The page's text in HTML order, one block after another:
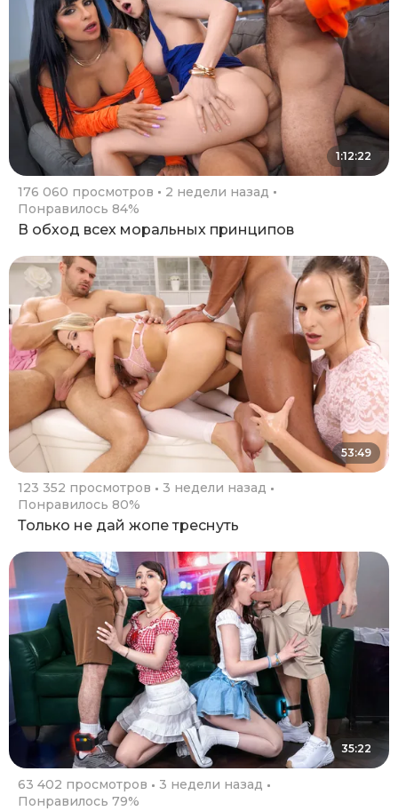
1:12:22
176 060 просмотров
2 недели назад
Понравилось 84%
В обход всех моральных принципов
53:49
123 352 просмотров
3 недели назад
Понравилось 80%
Только не дай жопе треснуть
35:22
63 402 просмотров
3 недели назад
Понравилось 79%